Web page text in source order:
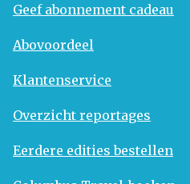
Geef abonnement cadeau
Abovoordeel
Klantenservice
Overzicht reportages
Eerdere edities bestellen